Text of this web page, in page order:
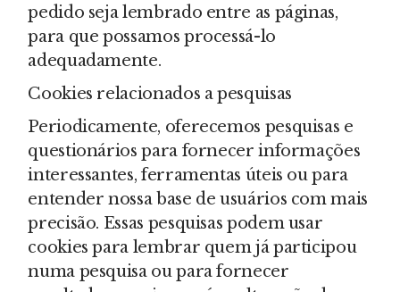
pedido seja lembrado entre as páginas,
para que possamos processá-lo
adequadamente.
Cookies relacionados a pesquisas
Periodicamente, oferecemos pesquisas e
questionários para fornecer informações
interessantes, ferramentas úteis ou para
entender nossa base de usuários com mais
precisão. Essas pesquisas podem usar
cookies para lembrar quem já participou
numa pesquisa ou para fornecer